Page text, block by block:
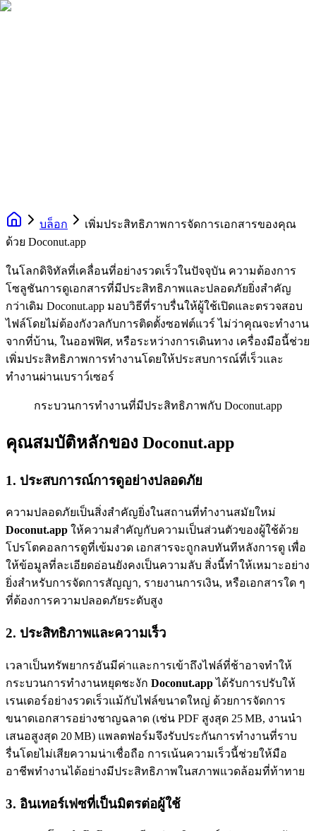
บล็อก
เพิ่มประสิทธิภาพการจัดการเอกสารของคุณ
ด้วย Doconut.app
ในโลกดิจิทัลที่เคลื่อนที่อย่างรวดเร็วในปัจจุบัน ความต้องการ
โซลูชันการดูเอกสารที่มีประสิทธิภาพและปลอดภัยยิ่งสำคัญ
กว่าเดิม Doconut.app มอบวิธีที่ราบรื่นให้ผู้ใช้เปิดและตรวจสอบ
ไฟล์โดยไม่ต้องกังวลกับการติดตั้งซอฟต์แวร์ ไม่ว่าคุณจะทำงาน
จากที่บ้าน, ในออฟฟิศ, หรือระหว่างการเดินทาง เครื่องมือนี้ช่วย
เพิ่มประสิทธิภาพการทำงานโดยให้ประสบการณ์ที่เร็วและ
ทำงานผ่านเบราว์เซอร์
กระบวนการทำงานที่มีประสิทธิภาพกับ Doconut.app
คุณสมบัติหลักของ Doconut.app
1. ประสบการณ์การดูอย่างปลอดภัย
ความปลอดภัยเป็นสิ่งสำคัญยิ่งในสถานที่ทำงานสมัยใหม่
Doconut.app ให้ความสำคัญกับความเป็นส่วนตัวของผู้ใช้ด้วย
โปรโตคอลการดูที่เข้มงวด เอกสารจะถูกลบทันทีหลังการดู เพื่อ
ให้ข้อมูลที่ละเอียดอ่อนยังคงเป็นความลับ สิ่งนี้ทำให้เหมาะอย่าง
ยิ่งสำหรับการจัดการสัญญา, รายงานการเงิน, หรือเอกสารใด ๆ
ที่ต้องการความปลอดภัยระดับสูง
2. ประสิทธิภาพและความเร็ว
เวลาเป็นทรัพยากรอันมีค่าและการเข้าถึงไฟล์ที่ช้าอาจทำให้
กระบวนการทำงานหยุดชะงัก Doconut.appได้รับการปรับให้
เรนเดอร์อย่างรวดเร็วแม้กับไฟล์ขนาดใหญ่ ด้วยการจัดการ
ขนาดเอกสารอย่างชาญฉลาด (เช่น PDF สูงสุด 25 MB, งานนำ
เสนอสูงสุด 20 MB) แพลตฟอร์มจึงรับประกันการทำงานที่ราบ
รื่นโดยไม่เสียความน่าเชื่อถือ การเน้นความเร็วนี้ช่วยให้มือ
อาชีพทำงานได้อย่างมีประสิทธิภาพในสภาพแวดล้อมที่ท้าทาย
3. อินเทอร์เฟซที่เป็นมิตรต่อผู้ใช้